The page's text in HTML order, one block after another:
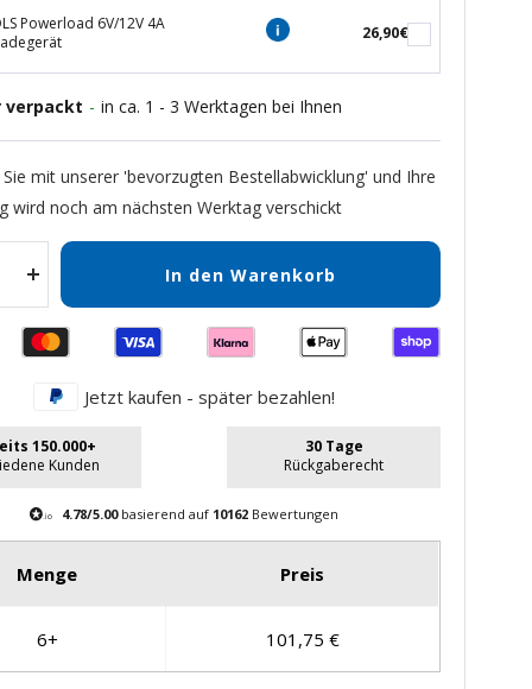
Powerload 6V/12V 4A
26,90€
verpackt - in ca. 1 - 3 Werktagen bei Ihnen
mit unserer 'bevorzugten Bestellabwicklung' und Ihre
wird noch am nächsten Werktag verschickt
Menge
In den Warenkorb
Jetzt kaufen - später bezahlen!
150.000+
Kunden
30 Tage
Rückgaberecht
4.78/5.00basierend auf 10162 Bewertungen